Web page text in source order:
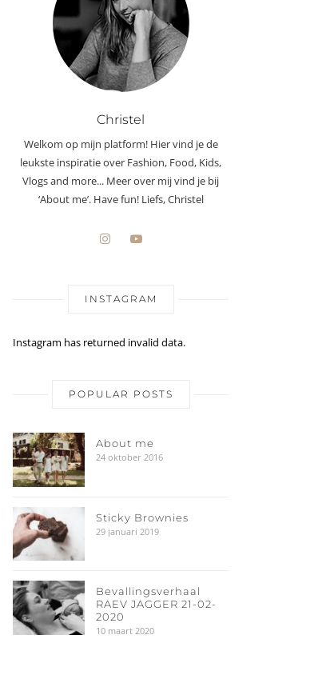
Christel
Welkom op mijn platform! Hier vind je de
leukste inspiratie over Fashion, Food, Kids,
Vlogs and more... Meer over mij vind je bij
‘About me’. Have fun! Liefs, Christel
INSTAGRAM
Instagram has returned invalid data.
POPULAR POSTS
About me
24 oktober 2016
Sticky Brownies
29 januari 2019
Bevallingsverhaal
RAEV JAGGER 21-02-
2020
10 maart 2020